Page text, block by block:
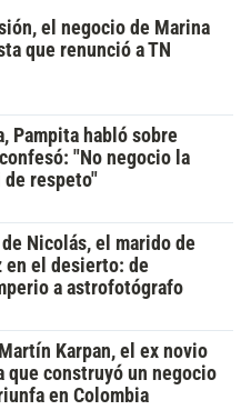
el negocio de Marina
que renunció a TN
Pampita habló sobre
"No negocio la
respeto"
Nicolás, el marido de
en el desierto: de
a astrofotógrafo
Karpan, el ex novio
que construyó un negocio
en Colombia